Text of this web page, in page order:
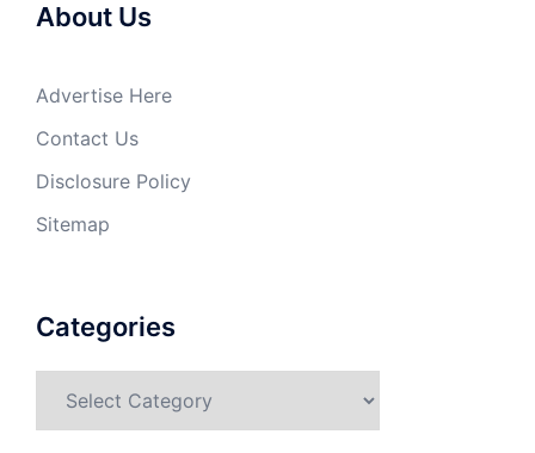
About Us
Advertise Here
Contact Us
Disclosure Policy
Sitemap
Categories